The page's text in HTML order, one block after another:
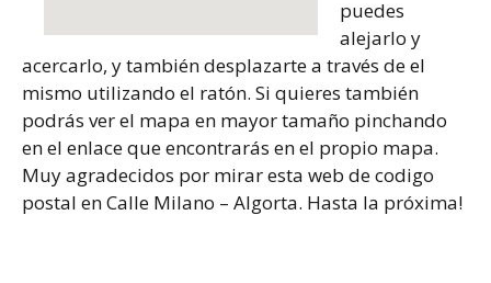
puedes
alejarlo y
acercarlo, y también desplazarte a través de el
mismo utilizando el ratón. Si quieres también
podrás ver el mapa en mayor tamaño pinchando
en el enlace que encontrarás en el propio mapa.
Muy agradecidos por mirar esta web de codigo
postal en Calle Milano – Algorta. Hasta la próxima!